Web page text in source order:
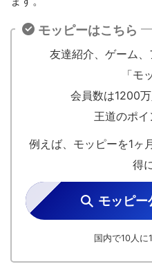
モッピーはこちら
友達紹介、ゲーム
「モ
会員数は1200万
王道のポイ
例えば、モッピーを1ヶ
得
モッピー
国内で10人に